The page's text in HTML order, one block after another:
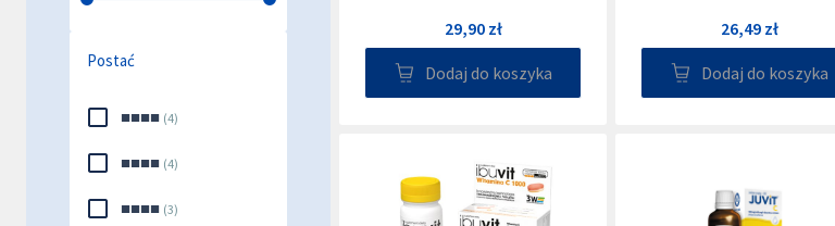
Postać
■■■■ (4)
■■■■ (4)
■■■■ (3)
29,90 zł
Dodaj do koszyka
26,49 zł
Dodaj do koszyka